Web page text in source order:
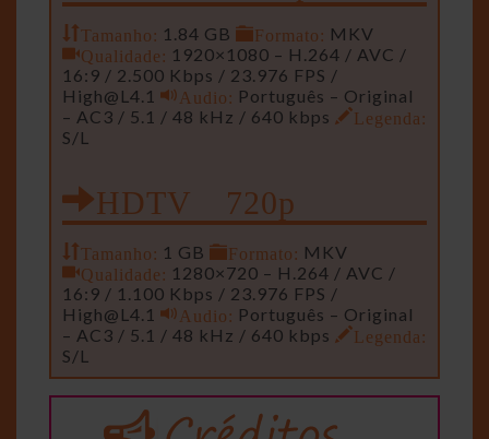
Tamanho: 1.84 GB Formato: MKV
Qualidade: 1920×1080 – H.264 / AVC /
16:9 / 2.500 Kbps / 23.976 FPS /
High@L4.1
Audio: Português – Original
– AC3 / 5.1 / 48 kHz / 640 kbps
Legenda:
S/L
HDTV 720p
Tamanho: 1 GB Formato: MKV
Qualidade: 1280×720 – H.264 / AVC /
16:9 / 1.100 Kbps / 23.976 FPS /
High@L4.1
Audio: Português – Original
– AC3 / 5.1 / 48 kHz / 640 kbps
Legenda:
S/L